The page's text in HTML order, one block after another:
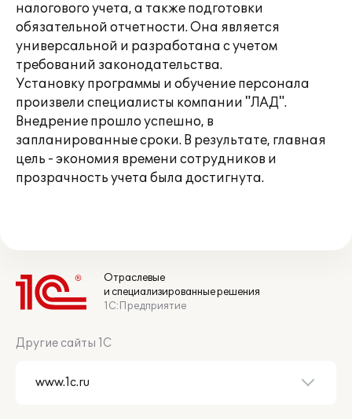
налогового учета, а также подготовки
обязательной отчетности. Она является
универсальной и разработана с учетом
требований законодательства.
Установку программы и обучение персонала
произвели специалисты компании "ЛАД".
Внедрение прошло успешно, в
запланированные сроки. В результате, главная
цель - экономия времени сотрудников и
прозрачность учета была достигнута.
Отраслевые
и специализированные решения
1С:Предприятие
Другие сайты 1С